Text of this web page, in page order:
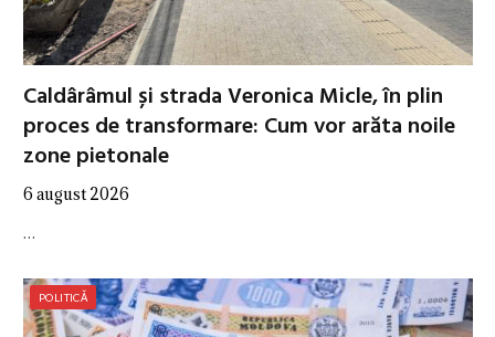
Caldârâmul și strada Veronica Micle, în plin
proces de transformare: Cum vor arăta noile
zone pietonale
6 august 2026
…
POLITICĂ